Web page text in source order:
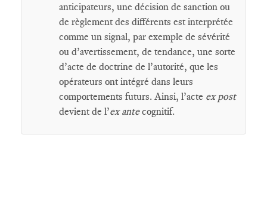
anticipateurs, une décision de sanction ou
de règlement des différents est interprétée
comme un signal, par exemple de sévérité
ou d’avertissement, de tendance, une sorte
d’acte de doctrine de l’autorité, que les
opérateurs ont intégré dans leurs
comportements futurs. Ainsi, l’acte ex post
devient de l’ex antecognitif.